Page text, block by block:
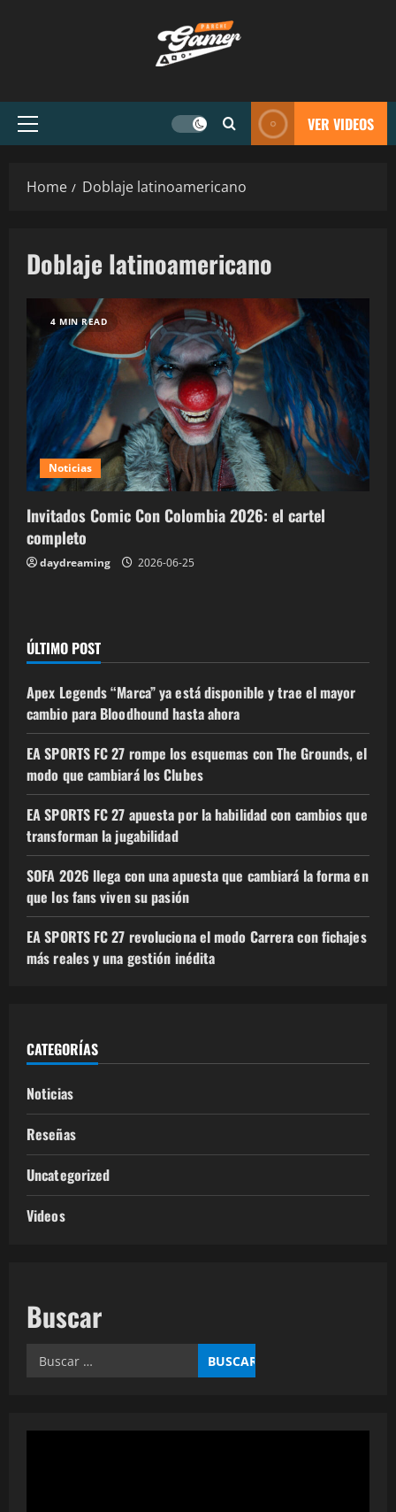
VER VIDEOS
Home Doblaje latinoamericano
Doblaje latinoamericano
4 MIN READ
Noticias
Invitados Comic Con Colombia 2026: el cartel
completo
daydreaming 2026-06-25
ÚLTIMO POST
Apex Legends “Marca” ya está disponible y trae el mayor
cambio para Bloodhound hasta ahora
EA SPORTS FC 27 rompe los esquemas con The Grounds, el
modo que cambiará los Clubes
EA SPORTS FC 27 apuesta por la habilidad con cambios que
transforman la jugabilidad
SOFA 2026 llega con una apuesta que cambiará la forma en
que los fans viven su pasión
EA SPORTS FC 27 revoluciona el modo Carrera con fichajes
más reales y una gestión inédita
CATEGORÍAS
Noticias
Reseñas
Uncategorized
Videos
Buscar